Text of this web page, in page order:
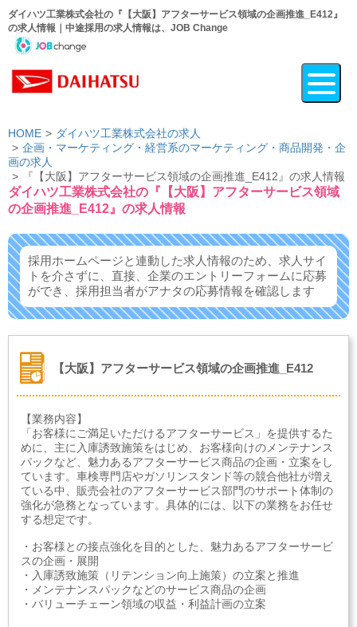
ダイハツ工業株式会社の『【大阪】アフターサービス領域の企画推進_E412』
の求人情報｜中途採用の求人情報は、JOB Change
HOME
ダイハツ工業株式会社の求人
企画・マーケティング・経営系のマーケティング・商品開発・企
画の求人
『【大阪】アフターサービス領域の企画推進_E412』の求人情報
ダイハツ工業株式会社の『【大阪】アフターサービス領域
の企画推進_E412』の求人情報
採用ホームページと連動した求人情報のため、求人サイ
トを介さずに、 直接、企業のエントリーフォームに応募
ができ、 採用担当者がアナタの応募情報を確認します
【大阪】アフターサービス領域の企画推進_E412
【業務内容】
「お客様にご満足いただけるアフターサービス」を提供するた
めに、主に入庫誘致施策をはじめ、お客様向けのメンテナンス
パックなど、魅力あるアフターサービス商品の企画・立案をし
ています。車検専門店やガソリンスタンド等の競合他社が増え
ている中、販売会社のアフターサービス部門のサポート体制の
強化が急務となっています。具体的には、以下の業務をお任せ
する想定です。
・お客様との接点強化を目的とした、魅力あるアフターサービ
スの企画・展開
・入庫誘致施策（リテンション向上施策）の立案と推進
・メンテナンスパックなどのサービス商品の企画
・バリューチェーン領域の収益・利益計画の立案